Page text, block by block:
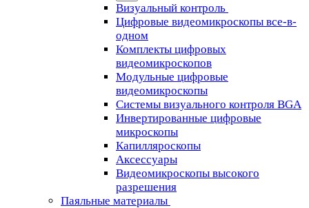
Визуальный контроль
Цифровые видеомикроскопы все-в-
одном
Комплекты цифровых
видеомикроскопов
Модульные цифровые
видеомикроскопы
Cистемы визуального контроля BGA
Инвертированные цифровые
микроскопы
Капилляроскопы
Аксессуары
Видеомикроскопы высокого
разрешения
Паяльные материалы